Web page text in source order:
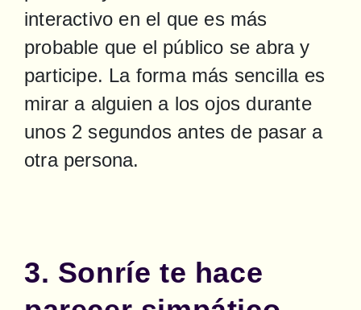
interactivo en el que es más
probable que el público se abra y
participe. La forma más sencilla es
mirar a alguien a los ojos durante
unos 2 segundos antes de pasar a
otra persona.
3. Sonríe te hace